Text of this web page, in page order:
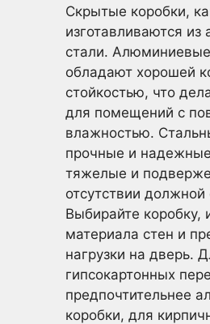
Скрытые коробки,
изготавливаются
стали.
обладают хорошей
стойкостью, что
для помещений с
влажностью.
прочные и
тяжелые и
отсутствии должной
Выбирайте коробку,
материала стен и
нагрузки на дверь.
гипсокартонных
предпочтительнее
коробки, для